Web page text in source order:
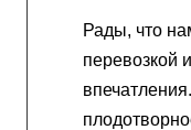
Рады, что
перевозкой